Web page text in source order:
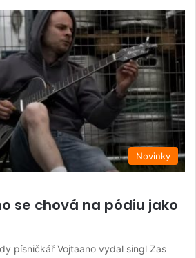
Novinky
se chová na pódiu jako
písničkář Vojtaano vydal singl Zas